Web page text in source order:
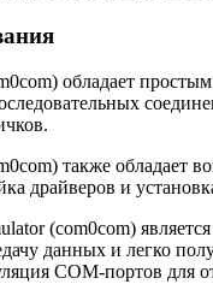
обладает
также обладает
драйверов и
(com0com)
данных и легко
COM-портов для